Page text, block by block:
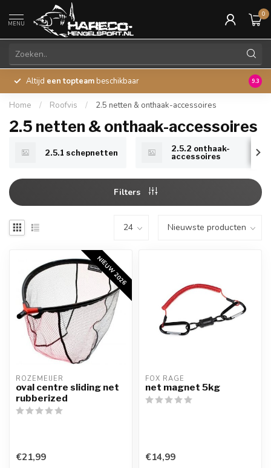
MENU
0
Altijd een topteam beschikbaar 45
9.3
Home / Roofvis / 2.5 netten & onthaak-accessoires
2.5 netten & onthaak-accessoires
2.5.1 schepnetten
2.5.2 onthaak-
accessoires
Filters
NIEUW 2026
ROZEMEIJER
oval centre sliding net
rubberized
€21,99
FOX RAGE
net magnet 5kg
€14,99